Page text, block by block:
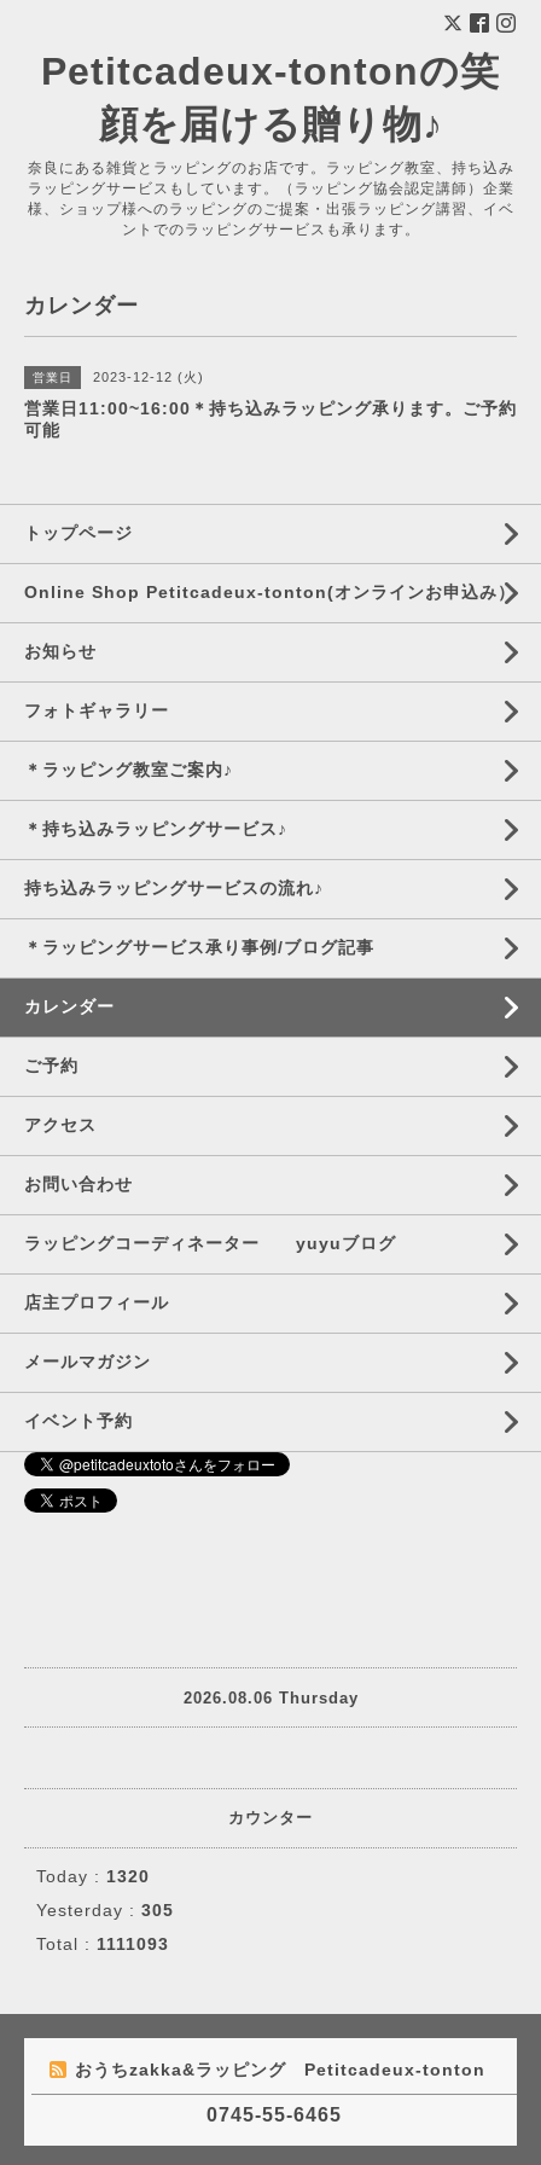
Petitcadeux-tontonの笑
顔を届ける贈り物♪
奈良にある雑貨とラッピングのお店です。ラッピング教室、持ち込み
ラッピングサービスもしています。（ラッピング協会認定講師）企業
様、ショップ様へのラッピングのご提案・出張ラッピング講習、イベ
ントでのラッピングサービスも承ります。
カレンダー
営業日 2023-12-12 (火)
営業日11:00~16:00＊持ち込みラッピング承ります。ご予約
可能
トップページ
Online Shop Petitcadeux-tonton(オンラインお申込み）
お知らせ
フォトギャラリー
＊ラッピング教室ご案内♪
＊持ち込みラッピングサービス♪
持ち込みラッピングサービスの流れ♪
＊ラッピングサービス承り事例/ブログ記事
カレンダー
ご予約
アクセス
お問い合わせ
ラッピングコーディネーター yuyuブログ
店主プロフィール
メールマガジン
イベント予約
2026.08.06 Thursday
カウンター
Today : 1320
Yesterday : 305
Total : 1111093
おうちzakka&ラッピング Petitcadeux-tonton
0745-55-6465